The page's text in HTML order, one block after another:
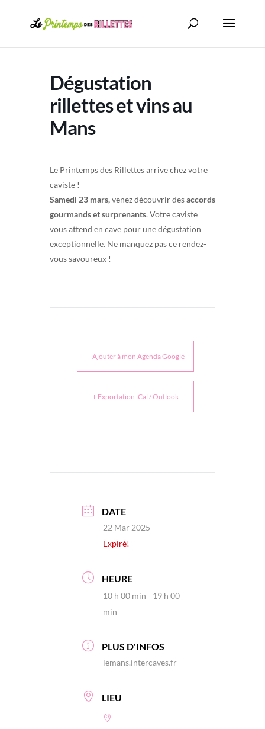
Dégustation
rillettes et vins au
Mans
Le Printemps des Rillettes arrive chez votre
caviste !
Samedi 23 mars,venez découvrir desaccords
gourmands et surprenants. Votre caviste
vous attend en cave pour une dégustation
exceptionnelle. Ne manquez pas ce rendez-
vous savoureux !
+ Ajouter à mon Agenda Google
+ Exportation iCal / Outlook
DATE
22 Mar 2025
Expiré!
HEURE
10 h 00 min - 19 h 00
min
PLUS D'INFOS
lemans.intercaves.fr
LIEU